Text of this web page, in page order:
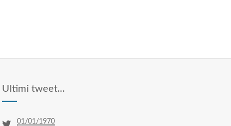
Ultimi tweet...
01/01/1970